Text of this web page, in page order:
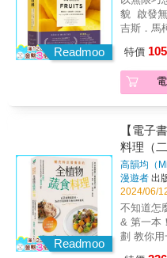
學，涵蓋
尾酒……
年來的熱
錯過的專
餽贈的
是葡萄酒
店，雷吉
情，今
承了父
子聯手持
我們對精
法聖博內
達，每天
佳餚，不
吉斯一貫
對食材的
Readmoo
貌 啟發
吉斯．
國博古斯
選《Le
——最高
是食材特
升另一層
帶您認識
存等基礎
學，涵
尾酒……等
年來的熱
錯過的專
特價
Readmoo
【電子
料理（二
高韻均（
漫遊者 出
2024/06/
不知道怎
& 第一本
劃 教你